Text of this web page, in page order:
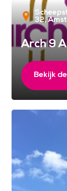
32
Arch 9
Bekijk